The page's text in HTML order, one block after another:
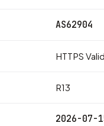
AS62904
HTTPS Valid
R13
2026-07-